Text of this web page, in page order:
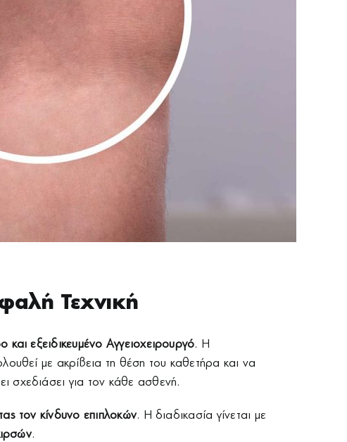
Τεχνική
και εξειδικευμένο Αγγειοχειρουργό. Η
με ακρίβεια τη θέση του καθετήρα και να
σχεδιάσει για τον κάθε ασθενή.
τον κίνδυνο επιπλοκών. Η διαδικασία γίνεται με
.